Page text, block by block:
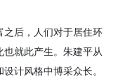
之后，人们对于居住环
就此产生。朱建平从
计风格中博采众长。